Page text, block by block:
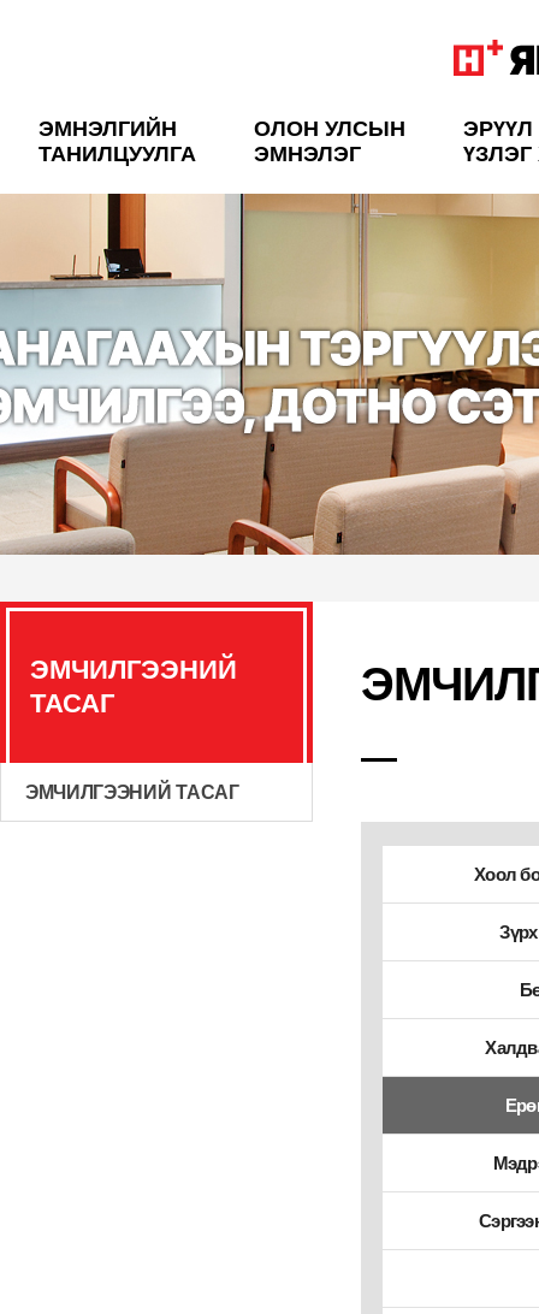
ЭМНЭЛГИЙН
ТАНИЛЦУУЛГА
ОЛОН УЛСЫН
ЭМНЭЛЭГ
ЭМЧИЛГЭЭНИЙ
ТАСАГ
ЭМЧИЛГЭЭНИЙ ТАСАГ
Хоол